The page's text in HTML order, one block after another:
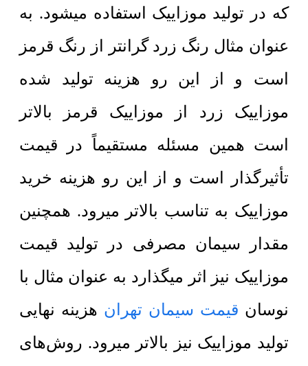
که در تولید موزاییک استفاده میشود. به
عنوان مثال رنگ زرد گرانتر از رنگ قرمز
است و از این رو هزینه تولید شده
موزاییک زرد از موزاییک قرمز بالاتر
است همین مسئله مستقیماً در قیمت
تأثیرگذار است و از این رو هزینه خرید
موزاییک به تناسب بالاتر میرود. همچنین
مقدار سیمان مصرفی در تولید قیمت
موزاییک نیز اثر میگذارد به عنوان مثال با
نوسان قیمت سیمان تهران هزینه نهایی
تولید موزاییک نیز بالاتر میرود. روش‌های